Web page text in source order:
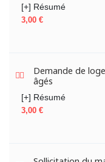
[+] Résumé
Prix
3,00 €
Demande de
âgés
[+] Résumé
Prix
3,00 €